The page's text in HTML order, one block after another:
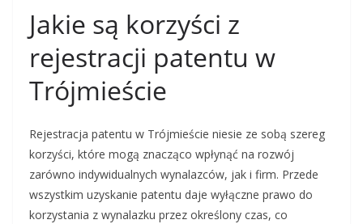
Jakie są korzyści z
rejestracji patentu w
Trójmieście
Rejestracja patentu w Trójmieście niesie ze sobą szereg
korzyści, które mogą znacząco wpłynąć na rozwój
zarówno indywidualnych wynalazców, jak i firm. Przede
wszystkim uzyskanie patentu daje wyłączne prawo do
korzystania z wynalazku przez określony czas, co